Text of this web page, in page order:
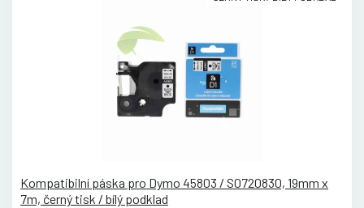
Kompatibilní páska pro Dymo 45803 / S0720830, 19mm x
7m, černý tisk / bílý podklad